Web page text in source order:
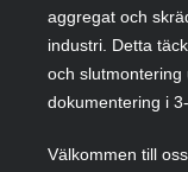
aggregat och
industri. Detta
och
dokumentering i
Välkommen till